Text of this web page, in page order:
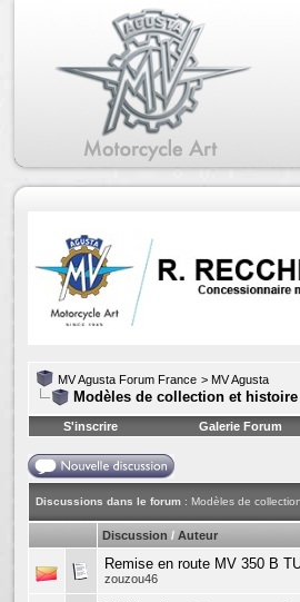
MV Agusta Forum France > MV Agusta
Modèles de collection et
S'inscrire Galerie Forum
Discussions dans le forum : Modèles de
Discussion / Auteur
Remise en route MV 350 B
zouzou46